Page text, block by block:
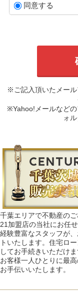
同意する
※ご記入頂いたメー
※Yahoo!メールなど
ォ
千葉エリアで不動産の
21加盟店の当社にお任せ
経験豊富なスタッフが
トいたします。住宅ロ
してお手続きいただけま
お客様一人ひとりに最
お手伝いいたします。